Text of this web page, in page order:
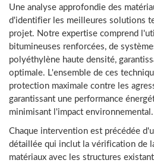
Une analyse approfondie des
d'identifier les meilleures solutions
projet. Notre expertise comprend
bitumineuses renforcées, de
polyéthylène haute densité,
optimale. L'ensemble de ces
protection maximale contre les
garantissant une performance
minimisant l'impact environnemental.
Chaque intervention est précédée
détaillée qui inclut la vérification de
matériaux avec les structures